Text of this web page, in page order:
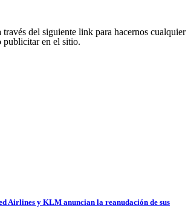
funcionarios arremeten contra el director Roman
de Irán
hostilidad en toda Europa
través del siguiente link para hacernos cualquier
publicitar en el sitio.
Airlines y KLM anuncian la reanudación de sus